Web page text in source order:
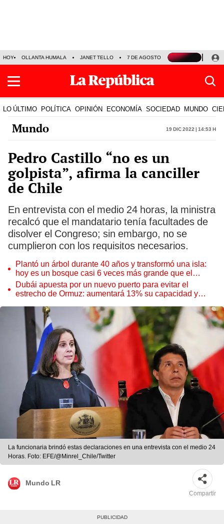
HOY OLLANTA HUMALA JANET TELLO 7 DE AGOSTO TINKA RESULTADOS
LO ÚLTIMO POLÍTICA OPINIÓN ECONOMÍA SOCIEDAD MUNDO
Mundo 19 Dic 2022 | 14:53 h
Pedro Castillo “no es un
golpista”, afirma la canciller
de Chile
En entrevista con el medio 24 horas, la ministra
recalcó que el mandatario tenía facultades de
disolver el Congreso; sin embargo, no se
cumplieron con los requisitos necesarios.
Plantó un árbol durante 40 años y transformó una isla:
hoy es un bosque casi 6 veces más grande que el
Parque de las Leyendas
Dubái apuesta por un nuevo puerto para evitar el
estrecho de Ormuz: aumentará 13% su capacidad y
La funcionaria brindó estas declaraciones en una entrevista con el medio 24
Horas. Foto: EFE/@Minrel_Chile/Twitter
Mundo LR
Compartir